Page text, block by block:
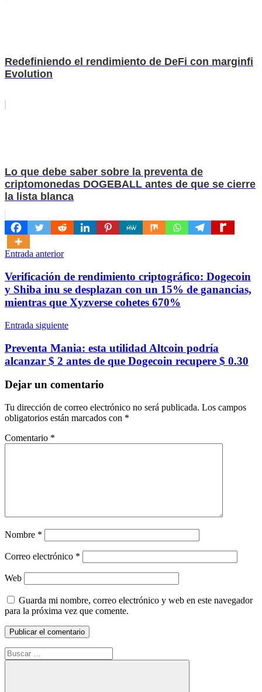
Redefiniendo el rendimiento de DeFi con marginfi
Evolution
Lo que debe saber sobre la preventa de
criptomonedas DOGEBALL antes de que se cierre
la lista blanca
Navegación
de
entradas
Entrada anterior
Verificación de rendimiento criptográfico: Dogecoin
y Shiba inu se desplazan con un 15% de ganancias,
mientras que Xyzverse cohetes 670%
Entrada siguiente
Preventa Mania: esta utilidad Altcoin podría
alcanzar $ 2 antes de que Dogecoin recupere $ 0.30
Dejar un comentario
Tu dirección de correo electrónico no será publicada. Los campos
obligatorios están marcados con *
Comentario *
Nombre *
Correo electrónico *
Web
Guarda mi nombre, correo electrónico y web en este navegador
para la próxima vez que comente.
Buscar: